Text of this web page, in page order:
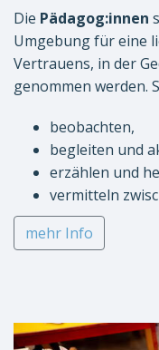
Die Pädagog:innen
Umgebung für eine
Vertrauens, in der
genommen werden.
beobachten,
begleiten und
erzählen und
vermitteln
mehr Info